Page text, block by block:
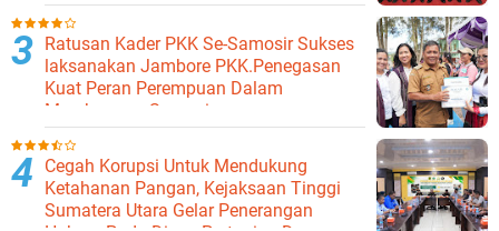
Ratusan Kader PKK Se-Samosir Sukses
laksanakan Jambore PKK.Penegasan
Kuat Peran Perempuan Dalam
Membangun Samosir.
Cegah Korupsi Untuk Mendukung
Ketahanan Pangan, Kejaksaan Tinggi
Sumatera Utara Gelar Penerangan